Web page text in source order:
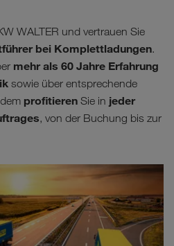
WALTER und vertrauen Sie
bei Komplettladungen.
mehr als 60 Jahre Erfahrung
sowie über entsprechende
profitieren Sie in jeder
, von der Buchung bis zur